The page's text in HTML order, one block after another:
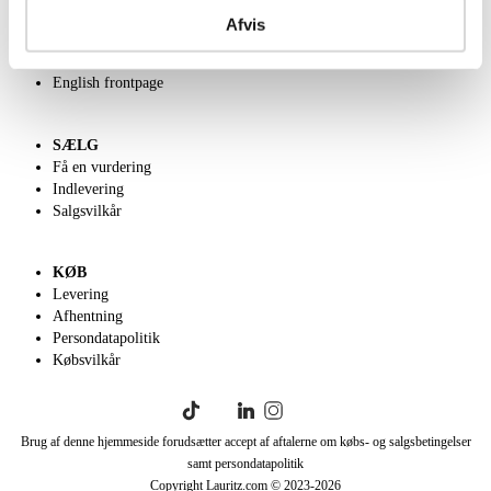
Afvis
English frontpage
SÆLG
Få en vurdering
Indlevering
Salgsvilkår
KØB
Levering
Afhentning
Persondatapolitik
Købsvilkår
Brug af denne hjemmeside forudsætter accept af aftalerne om købs- og salgsbetingelser
samt persondatapolitik
Copyright Lauritz.com © 2023-2026